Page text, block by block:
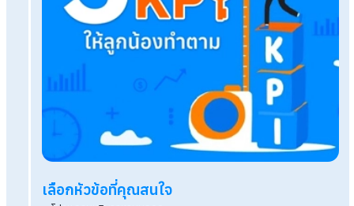
เทียบ ChatGPT vs Gemini อันไหนดีกว่า สำหรับคน
ยุคใหม่
คนละครึ่ง 69 ลงทะเบียนเมื่อไหร่ เริ่มใช้วันวันไหน?